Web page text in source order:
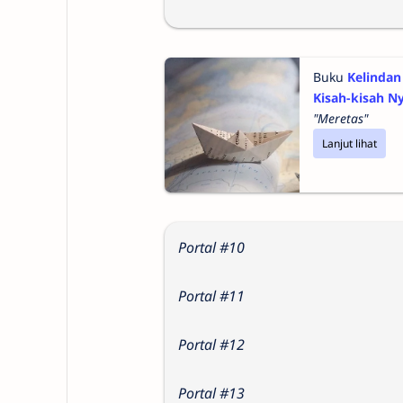
Buku Kelindan
Kisah-kisah
"Meretas"
Lanjut lihat
Portal #10
Portal #11
Portal #12
Portal #13